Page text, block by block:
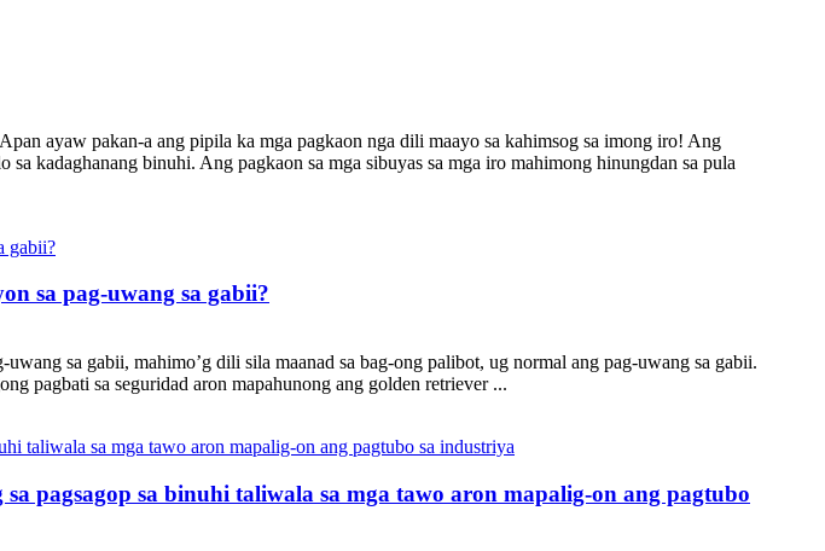
ayaw pakan-a ang pipila ka mga pagkaon nga dili maayo sa kahimsog sa imong iro! Ang
kadaghanang binuhi. Ang pagkaon sa mga sibuyas sa mga iro mahimong hinungdan sa pula
sa pag-uwang sa gabii?
sa gabii, mahimo’g dili sila maanad sa bag-ong palibot, ug normal ang pag-uwang sa gabii.
pagbati sa seguridad aron mapahunong ang golden retriever ...
pagsagop sa binuhi taliwala sa mga tawo aron mapalig-on ang pagtubo